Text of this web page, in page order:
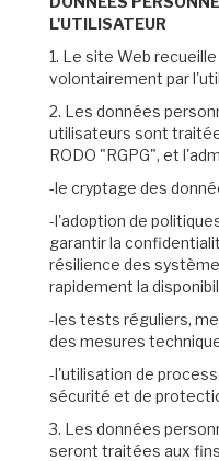
L'UTILISATEUR
1. Le site Web
volontairement par
2. Les données
utilisateurs sont
RODO "RGPG", et
-le cryptage des
-l'adoption de
garantir la
résilience des
rapidement la
-les tests réguliers,
des mesures
-l'utilisation de
sécurité et de
3. Les données
seront traitées aux